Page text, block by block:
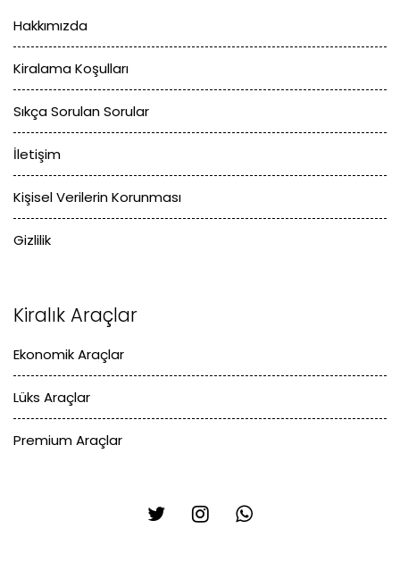
Hakkımızda
Kiralama Koşulları
Sıkça Sorulan Sorular
İletişim
Kişisel Verilerin Korunması
Gizlilik
Kiralık Araçlar
Ekonomik Araçlar
Lüks Araçlar
Premium Araçlar